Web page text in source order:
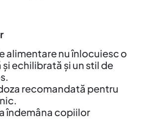
alimentare nu înlocuiesc o
echilibrată și un stil de
recomandată pentru
îndemâna copiilor